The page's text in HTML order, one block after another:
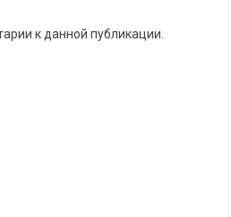
к данной публикации.